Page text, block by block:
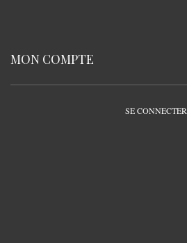
MON COMPTE
SE CONNECTER